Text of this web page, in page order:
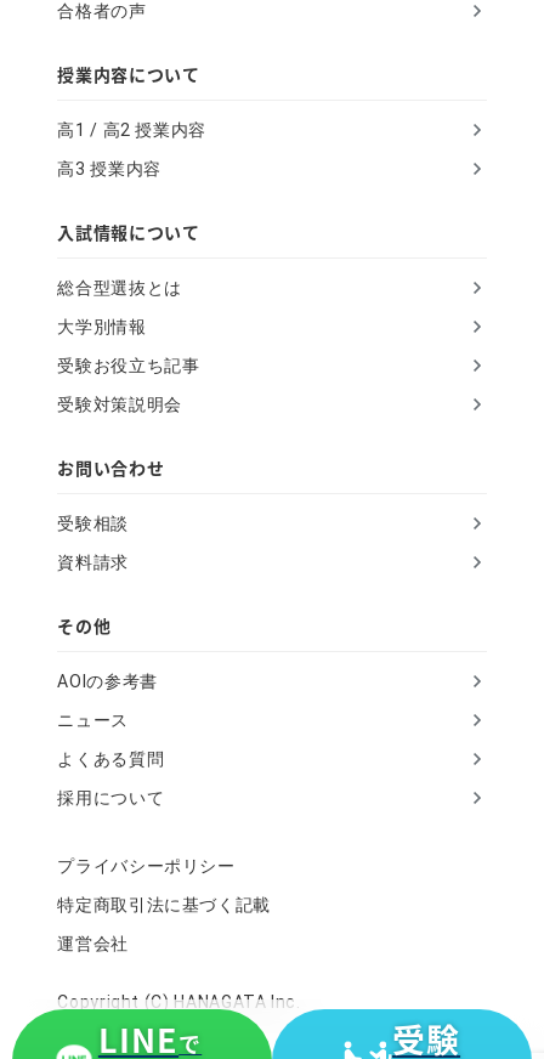
LINEで 受験
合格者の声
授業内容について
高1 / 高2 授業内容
高3 授業内容
入試情報について
総合型選抜とは
大学別情報
受験お役立ち記事
受験対策説明会
お問い合わせ
受験相談
資料請求
その他
AOIの参考書
ニュース
よくある質問
採用について
プライバシーポリシー
特定商取引法に基づく記載
運営会社
Copyright (C) HANAGATA Inc.